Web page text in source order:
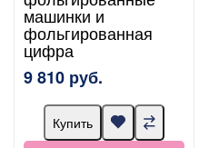
машинки и
фольгированная
цифра
9 810 руб.
Купить